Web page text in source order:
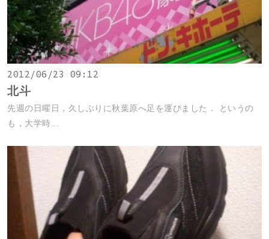
2012/06/23 09:12
北斗
先週の日曜日，久しぶりに秋葉原へ足を運びました． というの
も，大学時...